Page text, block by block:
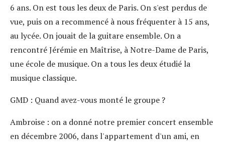
6 ans. On est tous les deux de Paris. On s'est perdus de
vue, puis on a recommencé à nous fréquenter à 15 ans,
au lycée. On jouait de la guitare ensemble. On a
rencontré Jérémie en Maîtrise, à Notre-Dame de Paris,
une école de musique. On a tous les deux étudié la
musique classique.
GMD : Quand avez-vous monté le groupe ?
Ambroise : on a donné notre premier concert ensemble
en décembre 2006, dans l'appartement d'un ami, en